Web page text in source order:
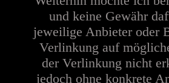
und keine Gewähr
jeweilige Anbieter oder
Verlinkung auf
der Verlinkung nicht
jedoch ohne konkrete